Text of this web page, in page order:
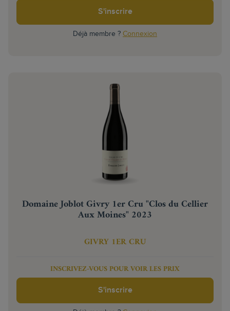
S'inscrire
Déjà membre ? Connexion
Domaine Joblot Givry 1er Cru "Clos du Cellier
Aux Moines" 2023
GIVRY 1ER CRU
INSCRIVEZ-VOUS POUR VOIR LES PRIX
S'inscrire